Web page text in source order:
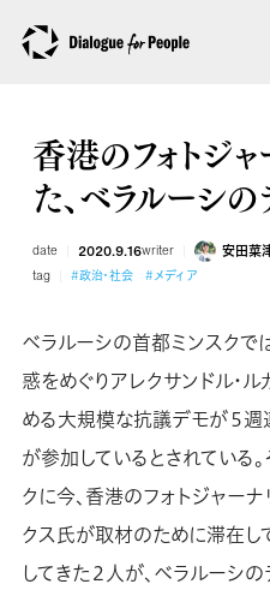
香港のフォトジ
た、ベラルーシ
date 2020.9.16writer 安田菜
tag #政治・社会 #メディア
ベラルーシの首都ミンスクで
惑をめぐりアレクサンドル・
める大規模な抗議デモが５
が参加しているとされている
クに今、香港のフォトジャーナ
クス氏が取材のために滞在し
してきた２人が、ベラルーシ